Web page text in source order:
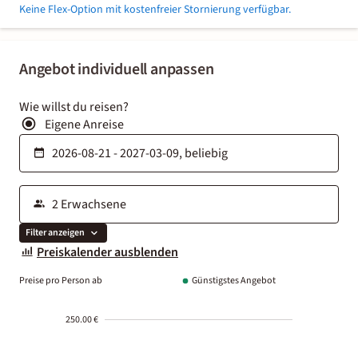
Angebot individuell anpassen
Wie willst du reisen?
Eigene Anreise
Filter anzeigen
Preiskalender ausblenden
Preise pro Person ab Günstigstes Angebot
250.00 €
Keine Flex-Option mit kostenfreier Stornierung verfügbar.